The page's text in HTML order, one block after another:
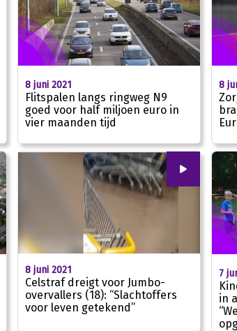
8 juni 2021
Flitspalen langs ringweg N9
goed voor half miljoen euro in
vier maanden tijd
8
8 juni 2021
Celstraf dreigt voor Jumbo-
overvallers (18): “Slachtoffers
voor leven getekend”
7
in